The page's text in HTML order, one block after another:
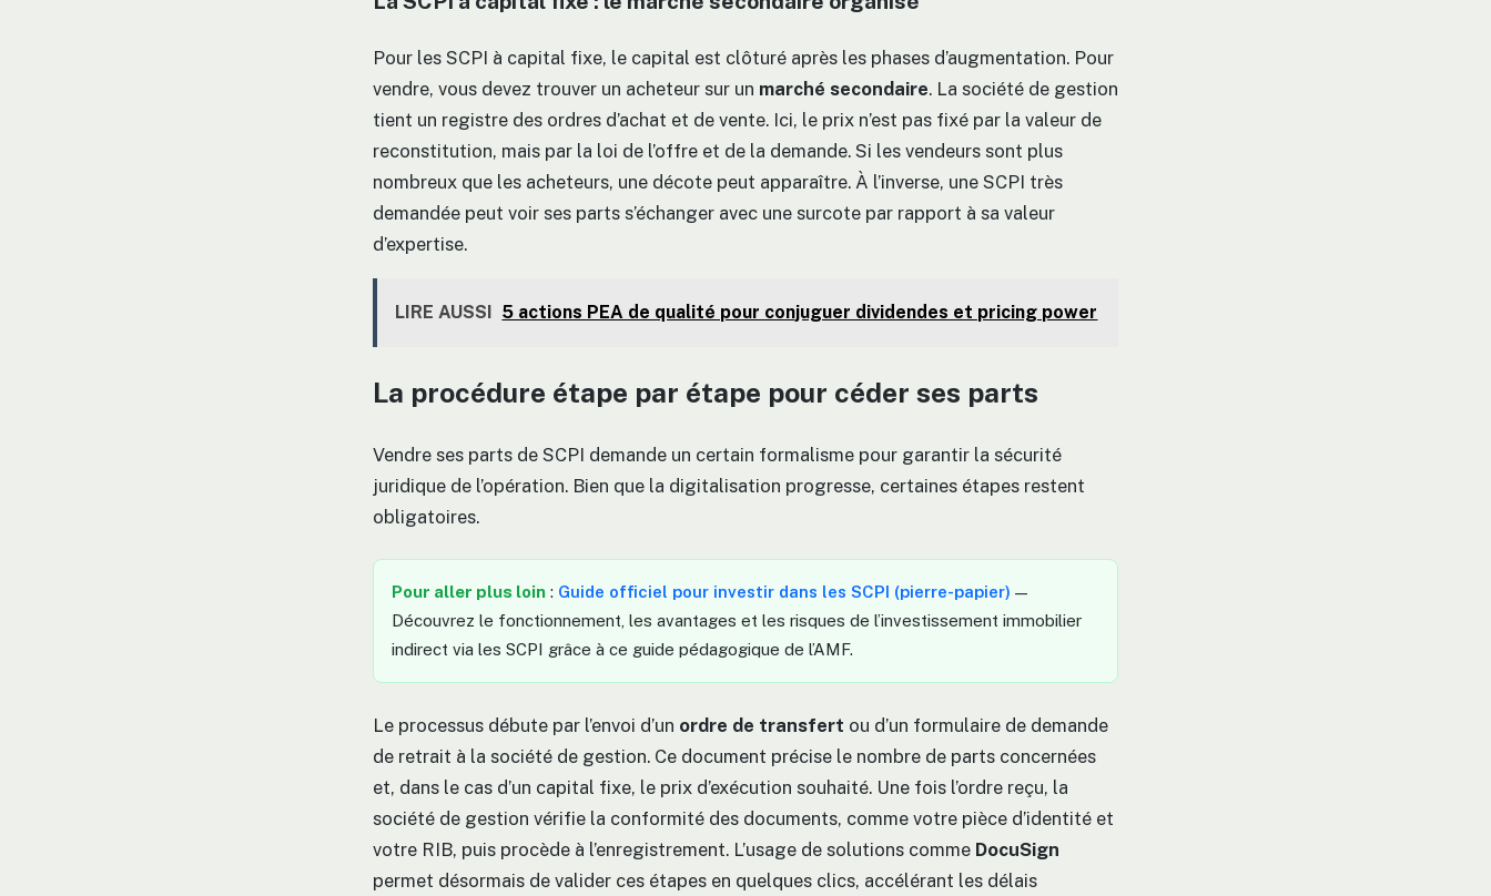
Pour les SCPI à capital fixe, le capital est clôturé après les phases d’augmentation. Pour
vendre, vous devez trouver un acheteur sur un marché secondaire. La société de gestion
tient un registre des ordres d’achat et de vente. Ici, le prix n’est pas fixé par la valeur de
reconstitution, mais par la loi de l’offre et de la demande. Si les vendeurs sont plus
nombreux que les acheteurs, une décote peut apparaître. À l’inverse, une SCPI très
demandée peut voir ses parts s’échanger avec une surcote par rapport à sa valeur
d’expertise.
LIRE AUSSI 5 actions PEA de qualité pour conjuguer dividendes et pricing power
La procédure étape par étape pour céder ses parts
Vendre ses parts de SCPI demande un certain formalisme pour garantir la sécurité
juridique de l’opération. Bien que la digitalisation progresse, certaines étapes restent
obligatoires.
Pour aller plus loin : Guide officiel pour investir dans les SCPI (pierre-papier) —
Découvrez le fonctionnement, les avantages et les risques de l’investissement immobilier
indirect via les SCPI grâce à ce guide pédagogique de l’AMF.
Le processus débute par l’envoi d’un ordre de transfert ou d’un formulaire de demande
de retrait à la société de gestion. Ce document précise le nombre de parts concernées
et, dans le cas d’un capital fixe, le prix d’exécution souhaité. Une fois l’ordre reçu, la
société de gestion vérifie la conformité des documents, comme votre pièce d’identité et
votre RIB, puis procède à l’enregistrement. L’usage de solutions comme DocuSign
permet désormais de valider ces étapes en quelques clics, accélérant les délais